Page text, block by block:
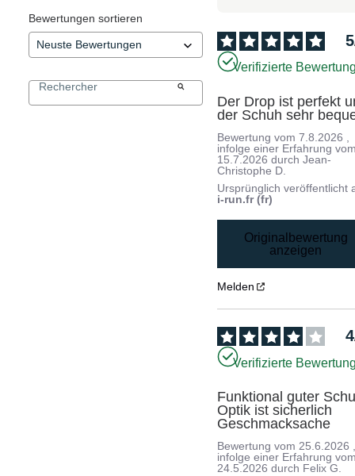
Bewertungen sortieren
5
Verifizierte
Der Drop ist perfekt
der Schuh sehr
Bewertung vom7.8.2026
infolge einer Erfahrung
15.7.2026 durchJean-
Christophe D.
Ursprünglich veröffentlicht
i-run.fr (fr)
Originalbewertung
anzeigen
Melden
4
Verifizierte
Funktional guter
Optik ist sicherlich
Geschmacksache
Bewertung vom25.6.2026
infolge einer Erfahrung
24.5.2026 durch Felix G.